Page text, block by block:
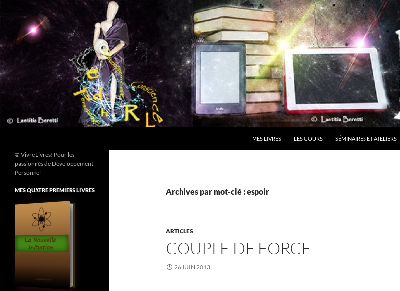
contenu
MES LIVRES LES COURS SÉMINAIRES ET ATELIERS
Archives par mot-clé : espoir
ARTICLES
COUPLE DE FORCE
26 JUIN 2013
© Vivre Livres! Pour les
passionnés de Développement
Personnel
MES QUATRE PREMIERS LIVRES